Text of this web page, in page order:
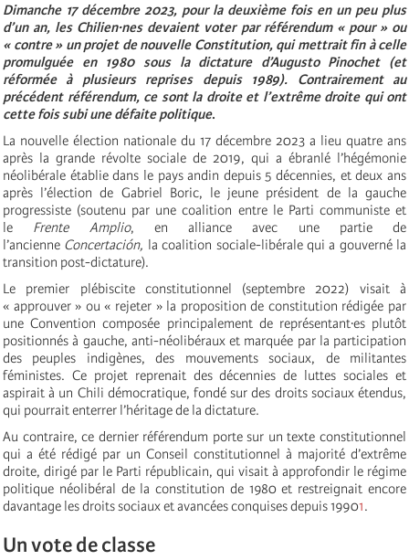
Dimanche 17 décembre 2023, pour la deuxième fois en un peu plus
d’un an, les Chilien·nes devaient voter par référendum « pour » ou
« contre » un projet de nouvelle Constitution, qui mettrait fin à celle
promulguée en 1980 sous la dictature d’Augusto Pinochet (et
réformée à plusieurs reprises depuis 1989). Contrairement au
précédent référendum, ce sont la droite et l’extrême droite qui ont
cette fois subi une défaite politique.
La nouvelle élection nationale du 17 décembre 2023 a lieu quatre ans
après la grande révolte sociale de 2019, qui a ébranlé l’hégémonie
néolibérale établie dans le pays andin depuis 5 décennies, et deux ans
après l’élection de Gabriel Boric, le jeune président de la gauche
progressiste (soutenu par une coalition entre le Parti communiste et
le Frente Amplio, en alliance avec une partie de
l’ancienne Concertación, la coalition sociale-libérale qui a gouverné la
transition post-dictature).
Le premier plébiscite constitutionnel (septembre 2022) visait à
« approuver » ou « rejeter » la proposition de constitution rédigée par
une Convention composée principalement de représentant·es plutôt
positionnés à gauche, anti-néolibéraux et marquée par la participation
des peuples indigènes, des mouvements sociaux, de militantes
féministes. Ce projet reprenait des décennies de luttes sociales et
aspirait à un Chili démocratique, fondé sur des droits sociaux étendus,
qui pourrait enterrer l’héritage de la dictature.
Au contraire, ce dernier référendum porte sur un texte constitutionnel
qui a été rédigé par un Conseil constitutionnel à majorité d’extrême
droite, dirigé par le Parti républicain, qui visait à approfondir le régime
politique néolibéral de la constitution de 1980 et restreignait encore
davantage les droits sociaux et avancées conquises depuis 19901.
Un vote de classe